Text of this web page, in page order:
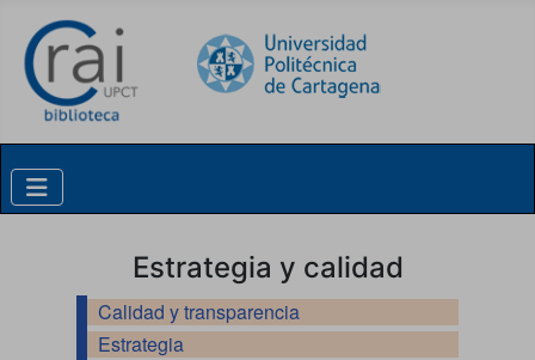
Estrategia y calidad
Calidad y transparencia
Estrategia